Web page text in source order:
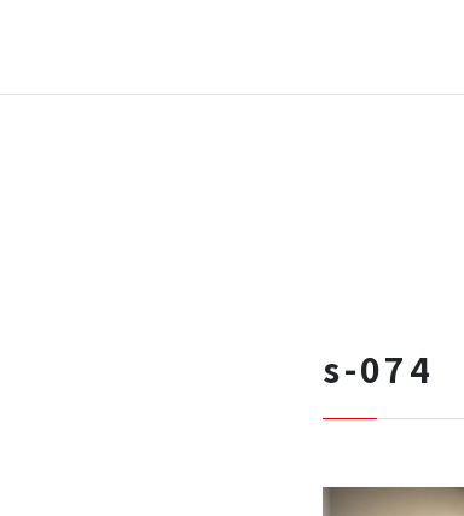
s-074